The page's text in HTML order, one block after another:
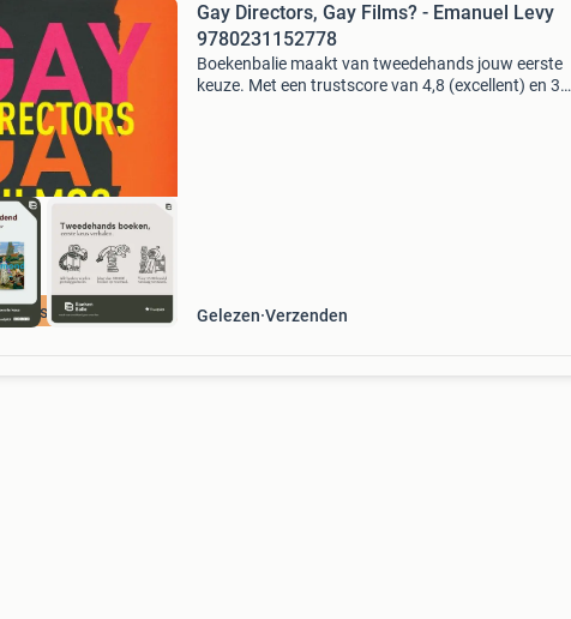
prijs
Gay Directors, Gay Films? - Emanuel Levy
9780231152778
Boekenbalie maakt van tweedehands jouw eerste
keuze. Met een trustscore van 4,8 (excellent) en 30
Gelezen Verzenden